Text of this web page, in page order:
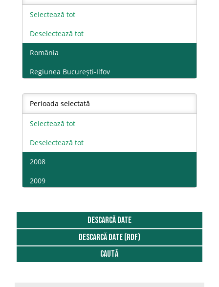
Selectează tot
Deselectează tot
România
Regiunea București-Ilfov
Regiunea Nord-Vest
Regiunea Sud Muntenia
Regiunea Sud-Est
Regiunea Sud-Vest Oltenia
Perioada selectată
Selectează tot
Deselectează tot
2008
2009
DESCARCĂ DATE
DESCARCĂ DATE (RDF)
Caută